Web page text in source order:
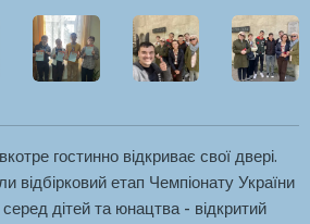
гостинно відкриває свої двері.
відбірковий етап Чемпіонату України
дітей та юнацтва - відкритий